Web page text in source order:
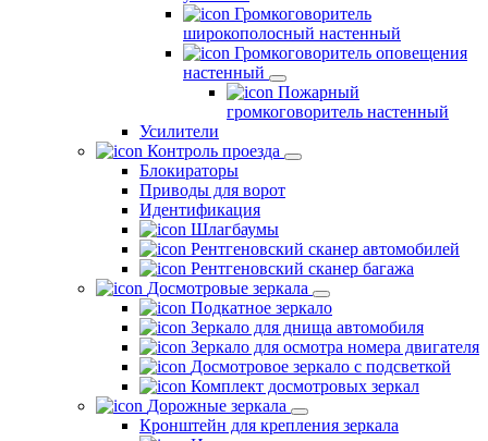
Громкоговоритель
широкополосный настенный
Громкоговоритель оповещения
настенный
Пожарный
громкоговоритель настенный
Усилители
Контроль проезда
Блокираторы
Приводы для ворот
Идентификация
Шлагбаумы
Рентгеновский сканер автомобилей
Рентгеновский сканер багажа
Досмотровые зеркала
Подкатное зеркало
Зеркало для днища автомобиля
Зеркало для осмотра номера двигателя
Досмотровое зеркало с подсветкой
Комплект досмотровых зеркал
Дорожные зеркала
Кронштейн для крепления зеркала